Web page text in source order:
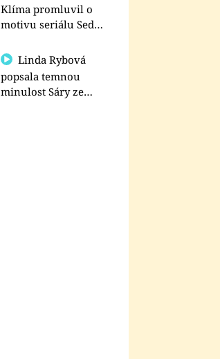
Klíma promluvil o
motivu seriálu Sedm
Linda Rybová
popsala temnou
minulost Sáry ze